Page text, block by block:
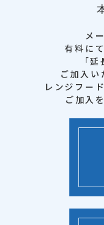
メ
有料に
「
ご加入い
レンジフー
ご加入